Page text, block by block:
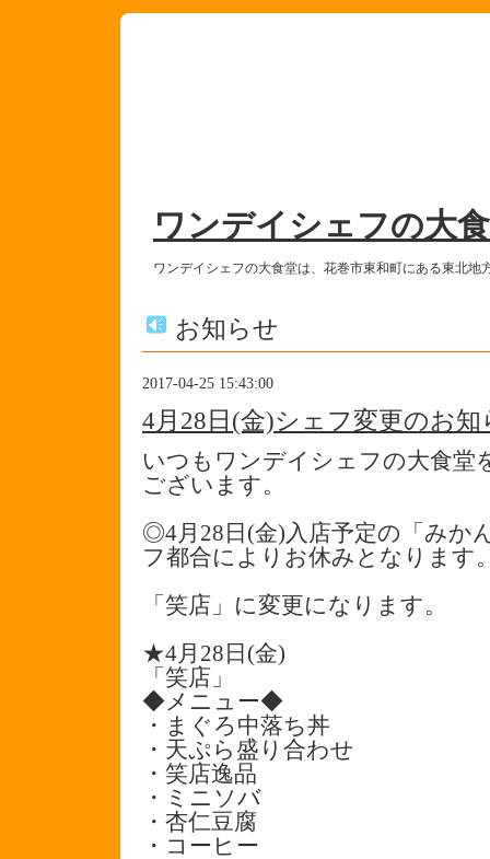
ワンデイシェフの大
ワンデイシェフの大食堂は、花巻市東和町にある東北
お知らせ
2017-04-25 15:43:00
4月28日(金)シェフ変更のお知
いつもワンデイシェフの大食堂
ございます。
◎4月28日(金)入店予定の「みか
フ都合によりお休みとなります
「笑店」に変更になります。
★4月28日(金)
「笑店」
◆メニュー◆
・まぐろ中落ち丼
・天ぷら盛り合わせ
・笑店逸品
・ミニソバ
・杏仁豆腐
・コーヒー